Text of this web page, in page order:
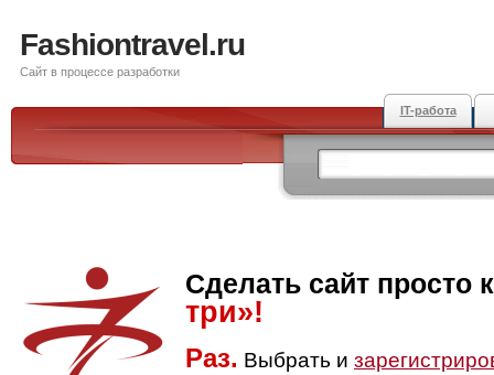
Fashiontravel.ru
Сайт в процессе разработки
IT-работа
Сделать сайт просто
три»!
Раз. Выбрать и